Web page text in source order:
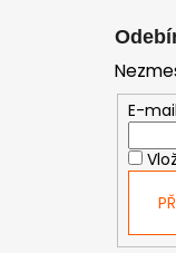
E-mail